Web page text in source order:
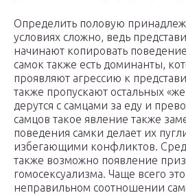
Определить половую
условиях сложно, ведь
начинают копировать
самок также есть доминанты,
проявляют агрессию к
также пропускают остальных
дерутся с самцами за еду и
самцов такое явление также
поведения самки делает их
избегающими конфликтов.
также возможно появление
гомосексуализма. Чаще всего
неправильном соотношении